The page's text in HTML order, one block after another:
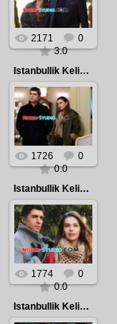
Истанбуллик
Келин
Admin
2171
0
3.0
Istanbullik Kelin | Истанбуллик Келин
2018.02.13
Istanbullik Kelin |
Истанбуллик
Келин
Admin
1726
0
0.0
Istanbullik Kelin | Истанбуллик Келин
2018.02.13
Istanbullik Kelin |
Истанбуллик
Келин
Admin
1774
0
0.0
Istanbullik Kelin | Истанбуллик Келин